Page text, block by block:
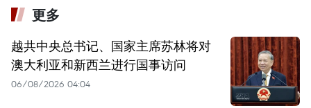
更多
越共中央总书记、国家主席苏林将对
澳大利亚和新西兰进行国事访问
06/08/2026 04:04